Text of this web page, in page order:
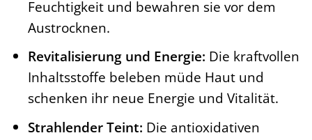
Feuchtigkeit und bewahren sie vor dem
Austrocknen.
Revitalisierung und Energie: Die kraftvollen
Inhaltsstoffe beleben müde Haut und
schenken ihr neue Energie und Vitalität.
Strahlender Teint: Die antioxidativen